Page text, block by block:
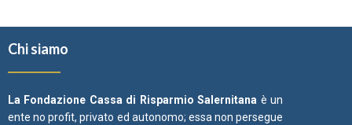
Chi siamo
La Fondazione Cassa di Risparmio Salernitana è un
ente no profit, privato ed autonomo; essa non persegue